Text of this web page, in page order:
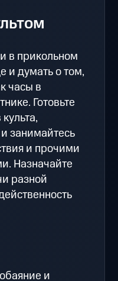
в прикольном
и думать о том,
часы в
Готовьте
занимайтесь
и прочими
Назначайте
разной
и